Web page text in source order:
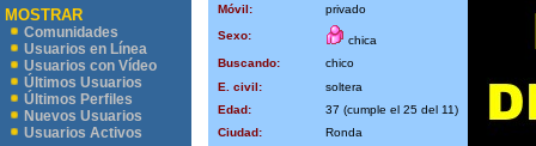
MOSTRAR
Comunidades
Usuarios en Línea
Usuarios con Vídeo
Últimos Usuarios
Últimos Perfiles
Nuevos Usuarios
Usuarios Activos
Móvil:
privado
Sexo:
chica
Buscando:
chico
E. civil:
soltera
Edad:
37 (cumple el 25 del 11)
Ciudad:
Ronda